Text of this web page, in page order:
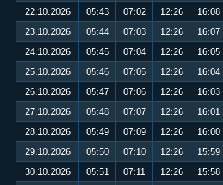
22.10.2026
05:43 07:02 12:26 16:08
23.10.2026
05:44 07:03 12:26 16:07
24.10.2026
05:45 07:04 12:26 16:05
25.10.2026
05:46 07:05 12:26 16:04
26.10.2026
05:47 07:06 12:26 16:03
27.10.2026
05:48 07:07 12:26 16:01
28.10.2026
05:49 07:09 12:26 16:00
29.10.2026
05:50 07:10 12:26 15:59
30.10.2026
05:51 07:11 12:26 15:58